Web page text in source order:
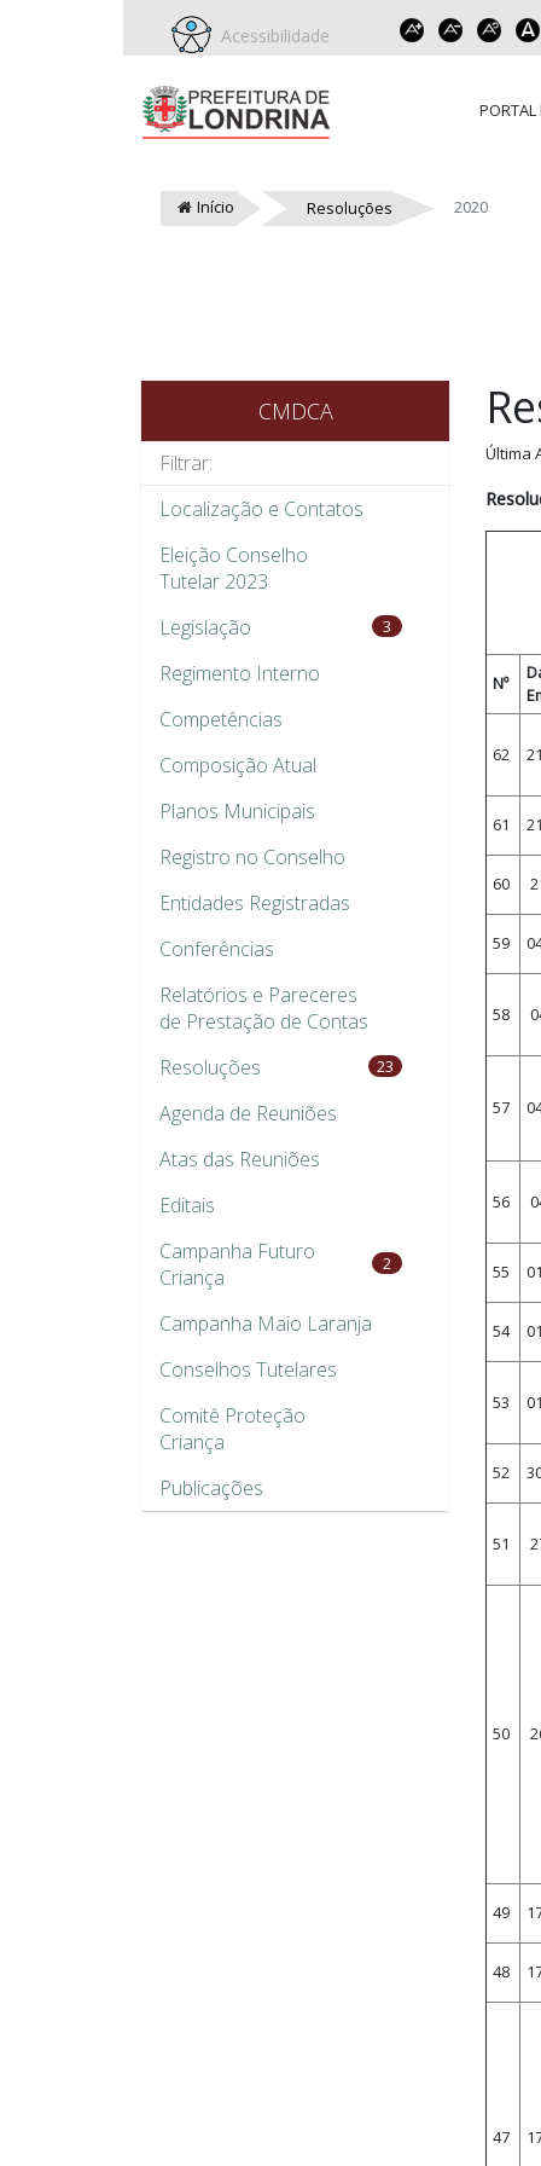
Acessibilidade
PORTAL
Início Resoluções 2020
CMDCA
Localização e Contatos
Eleição Conselho
Tutelar 2023
Legislação
3
Regimento Interno
Competências
Composição Atual
Planos Municipais
Registro no Conselho
Entidades Registradas
Conferências
Relatórios e Pareceres
de Prestação de Contas
Resoluções
23
Agenda de Reuniões
Atas das Reuniões
Editais
Campanha Futuro
Criança
2
Campanha Maio Laranja
Conselhos Tutelares
Comitê Proteção
Criança
Publicações
Última
Nº
62
61
60
59
58
57
56
55
54
53
52
51
50
49
48
47